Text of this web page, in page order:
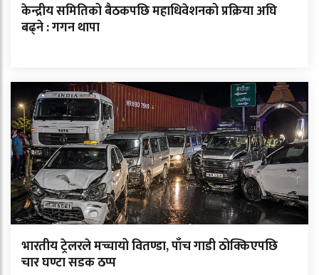
केन्द्रीय समितिको बैठकपछि महाधिवेशनको प्रक्रिया अघि
बढ्ने : गगन थापा
भारतीय ट्रेलरले मच्चायो वितण्डा, पाँच गाडी ठोक्किएपछि
चार घण्टा सडक ठप्प